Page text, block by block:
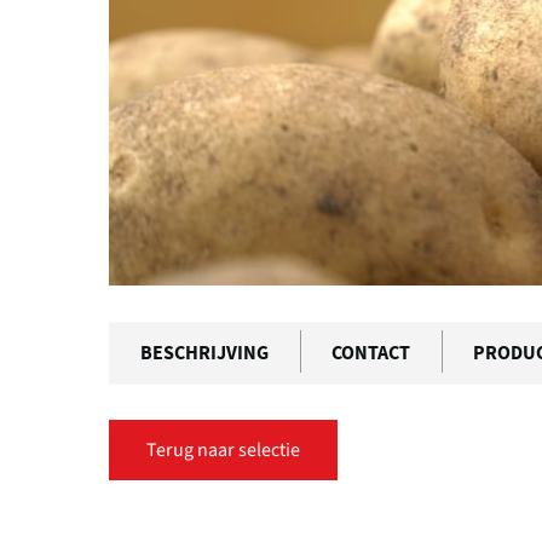
BESCHRIJVING CONTACT
Terug naar selectie